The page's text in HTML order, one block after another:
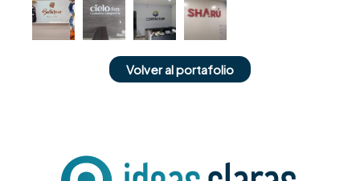
Volver al portafolio